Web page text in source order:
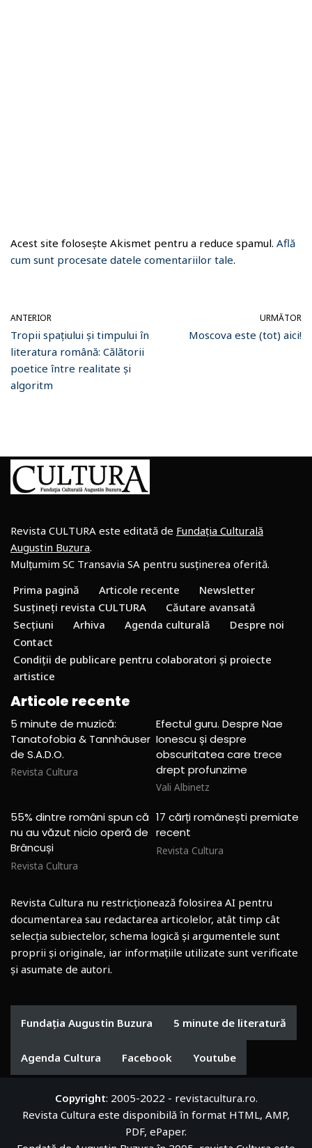
Acest site folosește Akismet pentru a reduce spamul. Află
cum sunt procesate datele comentariilor tale.
ANTERIOR
Tropii spațiului și timpului în
literatura română: Călătorii
poetice între realitate și
algoritm
URMĂTOR
Moscova este (tot) aici!
Revista CULTURA este editată de Fundația Culturală
Augustin Buzura.
Mulțumim SC Transavia SA pentru susținerea oferită.
Prima pagină
Articole recente
Newsletter
Susțineți revista CULTURA
Căutare avansată
Secțiuni
Arhiva Agenda culturală
Despre noi
Contact
Condiții de publicare pentru colaboratori și proiecte
artistice
Articole recente
5 minute de muzică:
Tanatofobia & Tannhäuser
de S.A.D.O.
Revista Cultura
Efectul guru. Despre Nae
Ionescu și despre
obscuritatea care trece
drept profunzime
Vali Albinetz
55% dintre români spun că
nu au văzut nicio operă de
Brâncuși
Revista Cultura
17 cărți românești premiate
recent
Revista Cultura
Revista Cultura nu restricționează folosirea AI pentru
documentarea sau redactarea articolelor, atât timp cât
selecția subiectelor, schema logică și argumentele sunt
proprii și originale, iar informațiile utilizate sunt verificate
și asumate de autori.
Fundația Augustin Buzura 5 minute de literatură
Agenda Cultura Facebook Youtube
Copyright: 2005-2022 - revistacultura.ro.
Revista Cultura este disponibilă în format HTML, AMP,
PDF, ePaper.